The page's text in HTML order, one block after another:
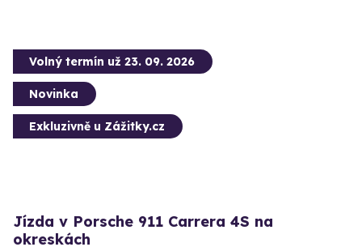
Volný termín už 23. 09. 2026
Novinka
Exkluzivně u Zážitky.cz
Jízda v Porsche 911 Carrera 4S na
okreskách